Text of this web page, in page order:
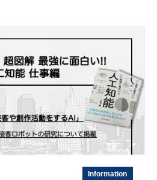
Information